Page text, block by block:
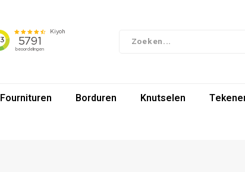
Fournituren Borduren Knutselen